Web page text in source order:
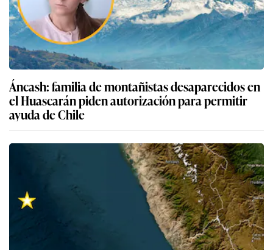
Áncash: familia de montañistas desaparecidos en
el Huascarán piden autorización para permitir
ayuda de Chile